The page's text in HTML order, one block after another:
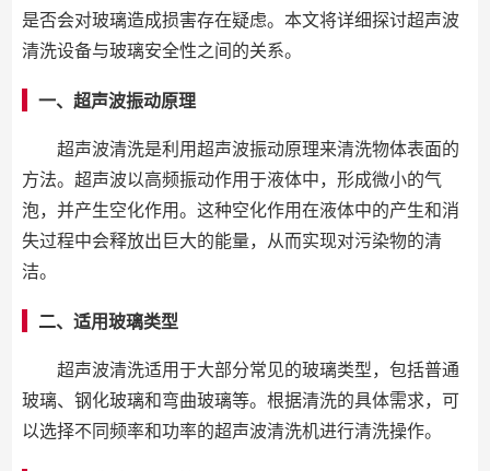
是否会对玻璃造成损害存在疑虑。本文将详细探讨超声波
清洗设备与玻璃安全性之间的关系。
一、超声波振动原理
超声波清洗是利用超声波振动原理来清洗物体表面的
方法。超声波以高频振动作用于液体中，形成微小的气
泡，并产生空化作用。这种空化作用在液体中的产生和消
失过程中会释放出巨大的能量，从而实现对污染物的清
洁。
二、适用玻璃类型
超声波清洗适用于大部分常见的玻璃类型，包括普通
玻璃、钢化玻璃和弯曲玻璃等。根据清洗的具体需求，可
以选择不同频率和功率的超声波清洗机进行清洗操作。